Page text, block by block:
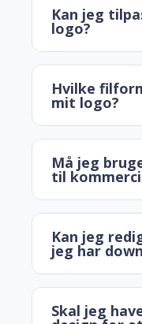
Kan jeg
logo?
Hvilke
mit logo?
Må jeg
til
Kan jeg
jeg har
Skal jeg